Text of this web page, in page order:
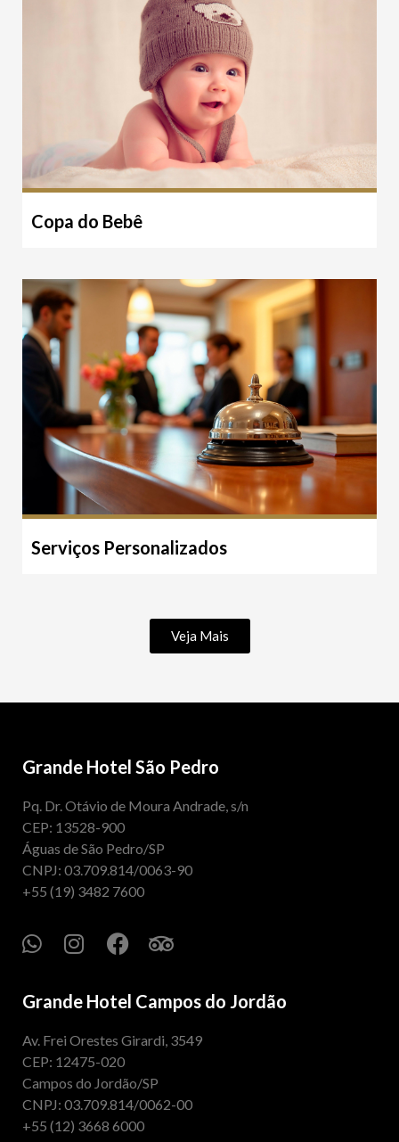
Copa do Bebê
Serviços Personalizados
Veja Mais
Grande Hotel São Pedro
Pq. Dr. Otávio de Moura Andrade, s/n
CEP: 13528-900
Águas de São Pedro/SP
CNPJ: 03.709.814/0063-90
+55 (19) 3482 7600
Grande Hotel Campos do Jordão
Av. Frei Orestes Girardi, 3549
CEP: 12475-020
Campos do Jordão/SP
CNPJ: 03.709.814/0062-00
+55 (12) 3668 6000